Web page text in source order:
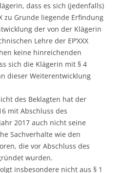
dass es sich (jedenfalls)
zu Grunde liegende Erfindung
der von der Klägerin
Lehre der EP‘XXX
keine hinreichenden
sich die Klägerin mit § 4
dieser Weiterentwicklung
des Beklagten hat der
mit Abschluss des
2017 auch nicht seine
Sachverhalte wie den
die vor Abschluss des
wurden.
insbesondere nicht aus § 1